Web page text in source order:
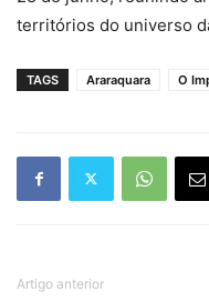
territórios do universo
TAGS Araraquara O
Artigo anterior